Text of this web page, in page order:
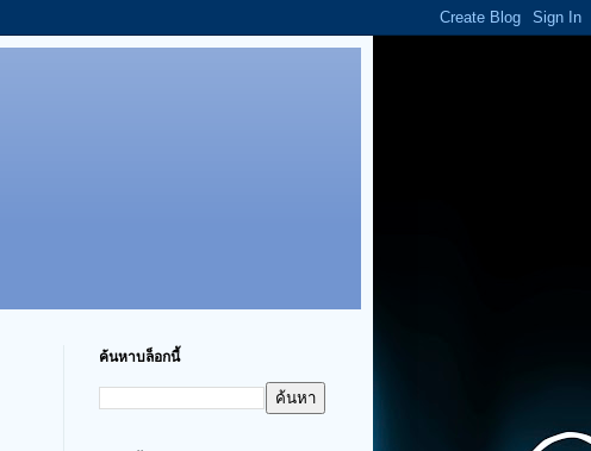
ค้นหาบล็อกนี้